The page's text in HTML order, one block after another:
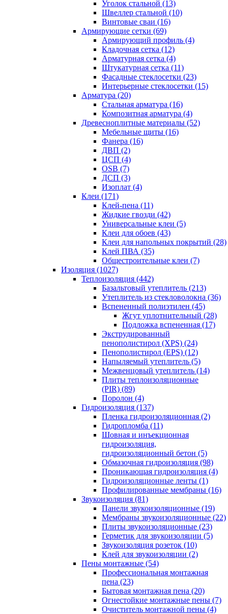
Уголок стальной (13)
Швеллер стальной (10)
Винтовые сваи (16)
Армирующие сетки (69)
Армирующий профиль (4)
Кладочная сетка (12)
Арматурная сетка (4)
Штукатурная сетка (11)
Фасадные стеклосетки (23)
Интерьерные стеклосетки (15)
Арматура (20)
Стальная арматура (16)
Композитная арматура (4)
Древесноплитные материалы (52)
Мебельные щиты (16)
Фанера (16)
ДВП (2)
ЦСП (4)
OSB (7)
ДСП (3)
Изоплат (4)
Клеи (171)
Клей-пена (11)
Жидкие гвозди (42)
Универсальные клеи (5)
Клеи для обоев (43)
Клеи для напольных покрытий (28)
Клей ПВА (35)
Общестроительные клеи (7)
Изоляция (1027)
Теплоизоляция (442)
Базальтовый утеплитель (213)
Утеплитель из стекловолокна (36)
Вспененный полиэтилен (45)
Жгут уплотнительный (28)
Подложка вспененная (17)
Экструдированный
пенополистирол (XPS) (24)
Пенополистирол (EPS) (12)
Напыляемый утеплитель (5)
Межвенцовый утеплитель (14)
Плиты теплоизоляционные
(PIR) (89)
Поролон (4)
Гидроизоляция (137)
Пленка гидроизоляционная (2)
Гидропломба (11)
Шовная и инъекционная
гидроизоляция,
гидроизоляционный бетон (5)
Обмазочная гидроизоляция (98)
Проникающая гидроизоляция (4)
Гидроизоляционные ленты (1)
Профилированные мембраны (16)
Звукоизоляция (81)
Панели звукоизоляционные (19)
Мембраны звукоизоляционные (22)
Плиты звукоизоляционные (23)
Герметик для звукоизоляции (5)
Звукоизоляция розеток (10)
Клей для звукоизоляции (2)
Пены монтажные (54)
Профессиональная монтажная
пена (23)
Бытовая монтажная пена (20)
Огнестойкие монтажные пены (7)
Очиститель монтажной пены (4)